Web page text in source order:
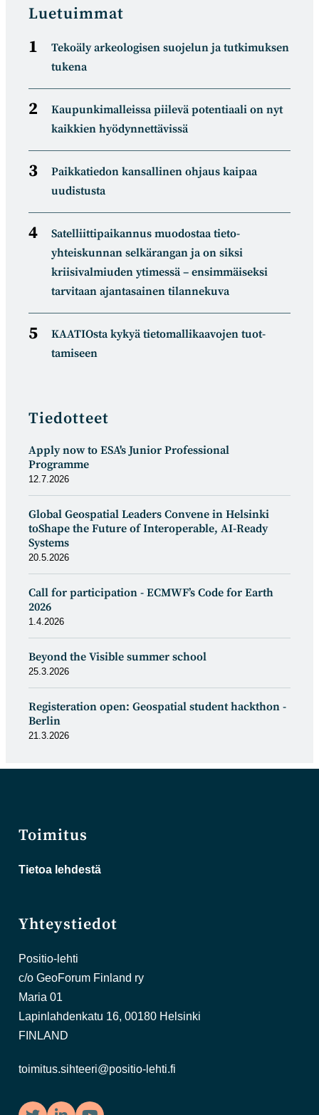
Luetuimmat
Tekoäly arkeologisen suojelun ja tutkimuksen
tukena
Kaupunkimalleissa piilevä potentiaali on nyt
kaikkien hyödynnettävissä
Paikkatiedon kansallinen ohjaus kaipaa
uudistusta
Satelliitti­paikannus muodostaa tieto­
yhteiskunnan selkä­rangan ja on siksi
kriisivalmiuden ytimessä – ensimmäiseksi
tarvitaan ajantasainen tilannekuva
KAATIOsta kykyä tietomal­likaa­vojen tuot­
tamiseen
Tiedotteet
Apply now to ESA's Junior Professional
Programme
12.7.2026
Global Geospatial Leaders Convene in Helsinki
toShape the Future of Interoperable, AI-Ready
Systems
20.5.2026
Call for participation - ECMWF’s Code for Earth
2026
1.4.2026
Beyond the Visible summer school
25.3.2026
Registeration open: Geospatial student hackthon -
Berlin
21.3.2026
Toimitus
Tietoa lehdestä
Yhteystiedot
Positio-lehti
c/o GeoForum Finland ry
Maria 01
Lapinlahdenkatu 16, 00180 Helsinki
FINLAND
toimitus.sihteeri@positio-lehti.fi